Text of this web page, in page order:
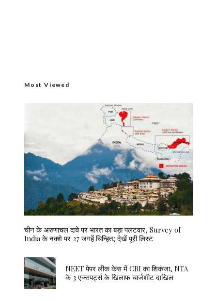
Most Viewed
चीन के अरुणाचल दावे पर भारत का बड़ा पलटवार, Survey of
India के नक्शे पर 27 जगहें चिन्हित; देखें पूरी लिस्ट
NEET पेपर लीक केस में CBI का शिकंजा, NTA
के 3 एक्सपर्ट्स के खिलाफ चार्जशीट दाखिल